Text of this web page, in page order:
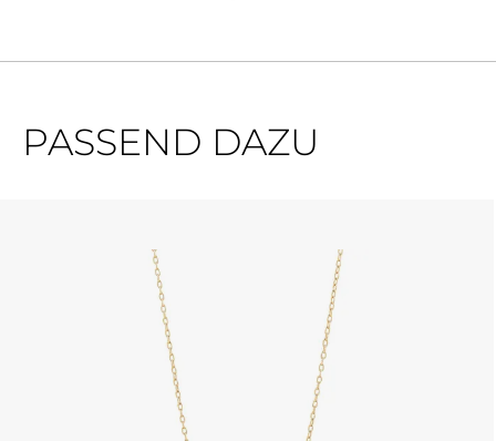
PASSEND DAZU